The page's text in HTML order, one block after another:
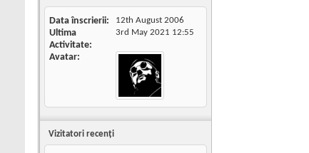
Data înscrierii 12th August 2006
Ultima
Activitate
3rd May 2021 12:55
Avatar
Vizitatori recenţi